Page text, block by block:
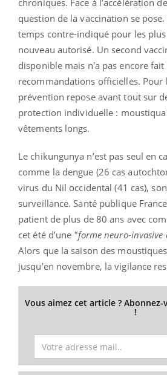
question de la vaccination se
temps contre-indiqué pour les
nouveau autorisé. Un second
disponible mais n'a pas encore
recommandations officielles. Pour
prévention repose avant tout sur
protection individuelle :
vêtements longs.
Le chikungunya n’est pas seul en
comme la dengue (26 cas
virus du Nil occidental (41 cas),
surveillance. Santé publique
patient de plus de 80 ans avec
cet été d’une "forme neuro-invasive
Alors que la saison des
jusqu’en novembre, la vigilance
Vous aimez cet article ?
!